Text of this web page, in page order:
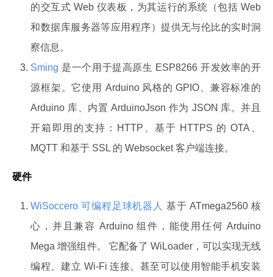
的交互式 Web 仪表板，为其运行的系统（包括 Web
和数据库服务器等应用程序）提供无与伦比的实时洞
察信息。
Sming 是一个用于提高原生 ESP8266 开发效率的开
源框架。它使用 Arduino 风格的 GPIO、兼容标准的
Arduino 库、内置 ArduinoJson 作为 JSON 库。并且
开箱即用的支持：HTTP、基于 HTTPS 的 OTA、
MQTT 和基于 SSL 的 Websocket 客户端连接。
硬件
WiSoccero 可编程足球机器人 基于 ATmega2560 核
心，并且兼容 Arduino 组件，能使用任何 Arduino
Mega 增强组件。 它配备了 WiLoader，可以实现无线
编程、建立 Wi-Fi 连接。甚至可以使用智能手机安装